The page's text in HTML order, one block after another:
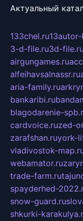
Актуальный
133chel.ru
3-d-file.ru3d-file.ru
airgungames.ru
alfeihavsalnassr.ru
aria-family.ru
bankaribi.ru
blagodarenie-
cardvoice.ruzed-
zarafshan.ruyork-
vladivostok-
webamator.ru
trade-farm.ru
spayderhed-
snow-guard.ru
shkurki-